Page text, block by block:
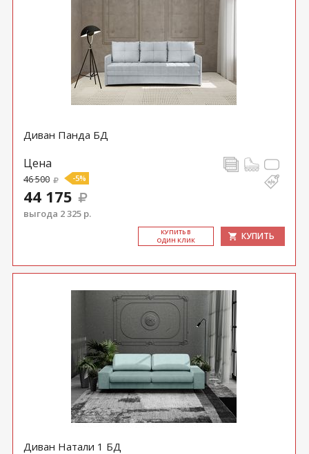
Диван Панда БД
Цена
46 500 -5%
44 175
выгода 2 325 р.
КУ­ПИТЬ В
ОДИН КЛИК
КУПИТЬ
Диван Натали 1 БД